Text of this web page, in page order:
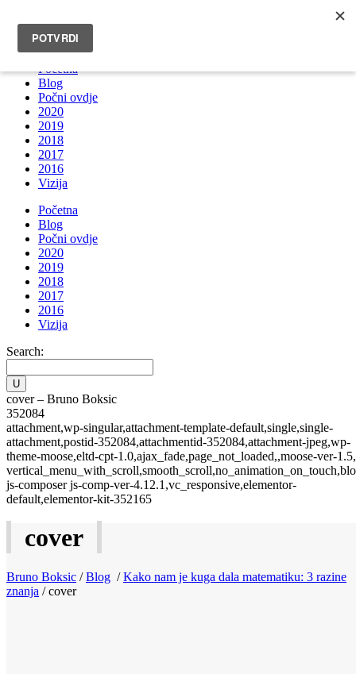
INFO@BRUNOBOKSIC.COM
Početna
Blog
Počni ovdje
2020
2019
2018
2017
2016
Vizija
Početna
Blog
Počni ovdje
2020
2019
2018
2017
2016
Vizija
Search:
cover – Bruno Boksic
352084
attachment,wp-singular,attachment-template-default,single,single-
attachment,postid-352084,attachmentid-352084,attachment-jpeg,wp-
theme-moose,eltd-cpt-1.0,ajax_fade,page_not_loaded,,moose-ver-1.5,
js-composer js-comp-ver-4.12.1,vc_responsive,elementor-
default,elementor-kit-352165
cover
Bruno Boksic /Blog /Kako nam je kuga dala matematiku: 3 razine
znanja /cover